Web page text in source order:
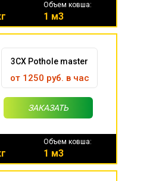
Объем ковша:
1 м3
3CX Pothole master
от 1250 руб. в час
ЗАКАЗАТЬ
Объем ковша:
1 м3